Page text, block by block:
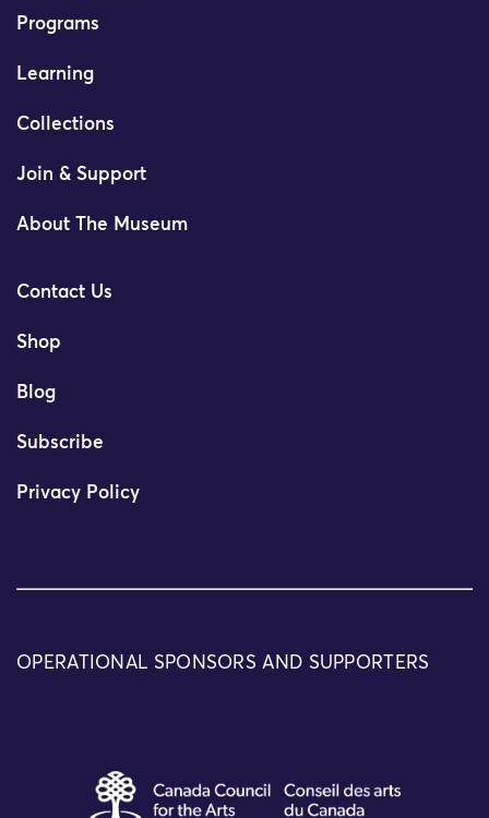
Programs
Learning
Collections
Join & Support
About The Museum
Contact Us
Shop
Blog
Subscribe
Privacy Policy
OPERATIONAL SPONSORS AND SUPPORTERS